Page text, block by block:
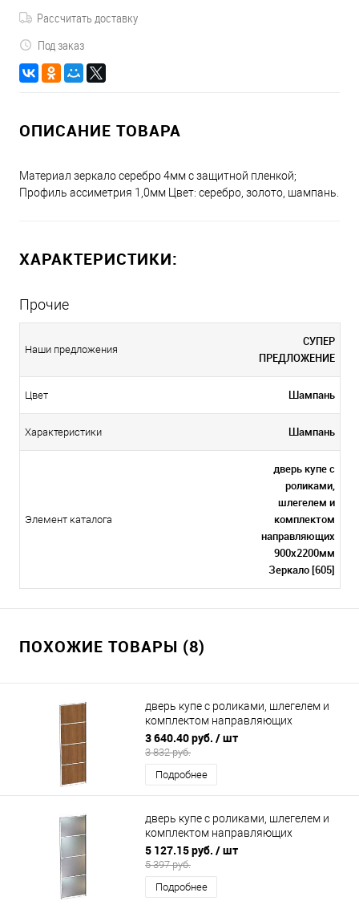
Рассчитать доставку
Под заказ
ОПИСАНИЕ ТОВАРА
Материал зеркало серебро 4мм с защитной пленкой;
Профиль ассиметрия 1,0мм Цвет: серебро, золото, шампань.
ХАРАКТЕРИСТИКИ:
Прочие
Наши предложения
СУПЕР
ПРЕДЛОЖЕНИЕ
Цвет Шампань
Характеристики Шампань
Элемент каталога
дверь купе с
роликами,
шлегелем и
комплектом
направляющих
900х2200мм
Зеркало [605]
ПОХОЖИЕ ТОВАРЫ (8)
дверь купе с роликами, шлегелем и
комплектом направляющих
700х2200мм (4 секции ЛДСП)
3 640.40 руб. / шт
3 832 руб.
Подробнее
дверь купе с роликами, шлегелем и
комплектом направляющих
700х2200мм (4 секции зеркало)
5 127.15 руб. / шт
5 397 руб.
Подробнее